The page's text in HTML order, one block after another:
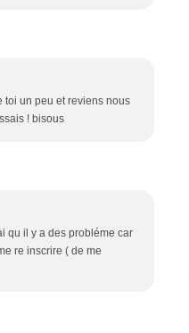
toi un peu et reviens nous
! bisous
qu il y a des probléme car
re inscrire ( de me